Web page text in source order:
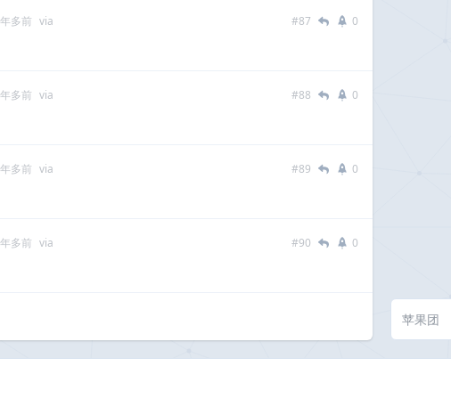
多前 via #87 0
多前 via #88 0
多前 via #89 0
多前 via #90 0
苹果团